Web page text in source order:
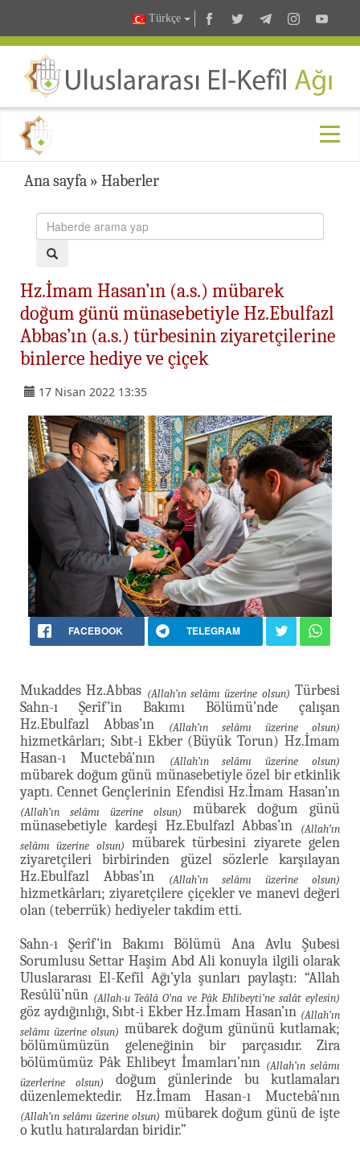
Türkçe
Ana sayfa » Haberler
Hz.İmam Hasan’ın (a.s.) mübarek
doğum günü münasebetiyle Hz.Ebulfazl
Abbas’ın (a.s.) türbesinin ziyaretçilerine
binlerce hediye ve çiçek
17 Nisan 2022 13:35
FACEBOOK TELEGRAM
Mukaddes Hz.Abbas (Allah’ın selâmı üzerine olsun) Türbesi
Sahn-ı Şerîf’in Bakımı Bölümü’nde çalışan
Hz.Ebulfazl Abbas’ın
(Allah’ın selâmı üzerine olsun)
hizmetkârları; Sıbt-i Ekber (Büyük Torun) Hz.İmam
Hasan-ı Muctebâ’nın
(Allah’ın selâmı üzerine olsun)
mübarek doğum günü münasebetiyle özel bir etkinlik
yaptı. Cennet Gençlerinin Efendisi Hz.İmam Hasan’ın
(Allah’ın selâmı üzerine olsun)
mübarek doğum günü
münasebetiyle kardeşi Hz.Ebulfazl Abbas’ın
(Allah’ın
selâmı üzerine olsun)
mübarek türbesini ziyarete gelen
ziyaretçileri birbirinden güzel sözlerle karşılayan
Hz.Ebulfazl Abbas’ın
(Allah’ın selâmı üzerine olsun)
hizmetkârları; ziyaretçilere çiçekler ve manevi değeri
olan (teberrük) hediyeler takdim etti.
Sahn-ı Şerîf’in Bakımı Bölümü Ana Avlu Şubesi
Sorumlusu Settar Haşim Abd Ali konuyla ilgili olarak
Uluslararası El-Kefîl Ağı’yla şunları paylaştı: “Allah
Resûlü’nün (Allah-u Teâlâ O’na ve Pâk Ehlibeyti’ne salât eylesin)
göz aydığınlığı, Sıbt-i Ekber Hz.İmam Hasan’ın (Allah’ın
selâmı üzerine olsun) mübarek doğum gününü kutlamak;
bölümümüzün geleneğinin bir parçasıdır. Zira
bölümümüz Pâk Ehlibeyt İmamları’nın (Allah’ın selâmı
üzerlerine olsun)
doğum günlerinde bu kutlamaları
düzenlemektedir. Hz.İmam Hasan-ı Muctebâ’nın
(Allah’ın selâmı üzerine olsun) mübarek doğum günü de işte
o kutlu hatıralardan biridir.”